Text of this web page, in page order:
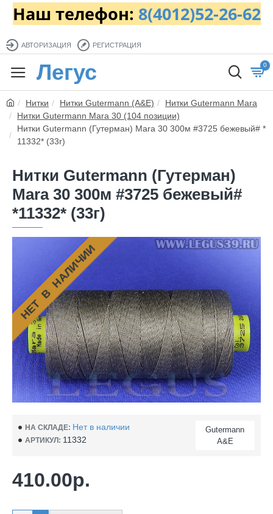
Наш телефон: 8(4012)52-26-62
АВТОРИЗАЦИЯ РЕГИСТРАЦИЯ
Легус 0
Нитки Нитки Gutermann (A&E)
Нитки Gutermann Mara
Нитки Gutermann Mara 30 (104 позиции)
Нитки Gutermann (Гутерман) Mara 30 300м #3725 бежевый# *
11332* (33г)
Нитки Gutermann (Гутерман)
Mara 30 300м #3725 бежевый#
*11332* (33г)
НЕТ В НАЛИЧИИ
НА СКЛАДЕ: Нет в наличии
АРТИКУЛ: 11332
Gutermann
A&E
410.00р.